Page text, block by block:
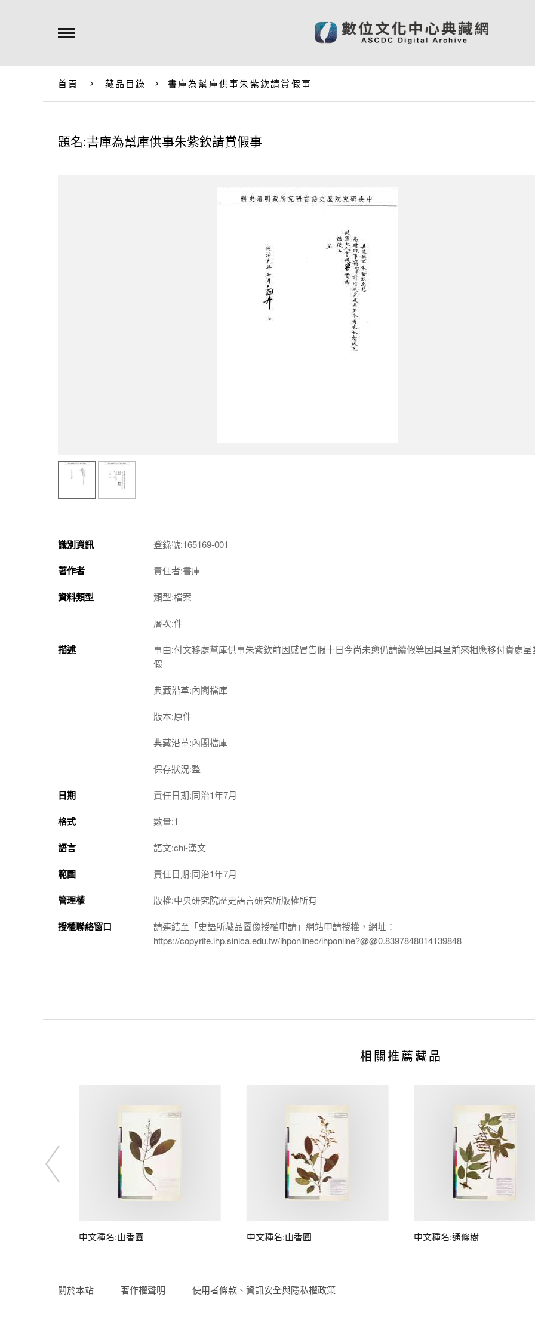
首頁 藏品目錄 書庫為幫庫供事朱紫欽請賞假事
題名:書庫為幫庫供事朱紫欽請賞假事
識別資訊 登錄號:165169-001
著作者 責任者:書庫
資料類型 類型:檔案
層次:件
描述
事由:付文移處幫庫供事朱紫欽前因感冒告假十日今尚未愈仍請續假等因具呈前來相應移付貴處呈
假
典藏沿革:內閣檔庫
版本:原件
典藏沿革:內閣檔庫
保存狀況:整
日期 責任日期:同治1年7月
格式 數量:1
語言 語文:chi-漢文
範圍 責任日期:同治1年7月
管理權 版權:中央研究院歷史語言研究所版權所有
授權聯絡窗口
請連結至「史語所藏品圖像授權申請」網站申請授權，網址：
https://copyrite.ihp.sinica.edu.tw/ihponlinec/ihponline?@@0.8397848014139848
相關推薦藏品
中文種名:山香圓 中文種名:山香圓 中文種名:通條樹
關於本站 著作權聲明 使用者條款、資訊安全與隱私權政策